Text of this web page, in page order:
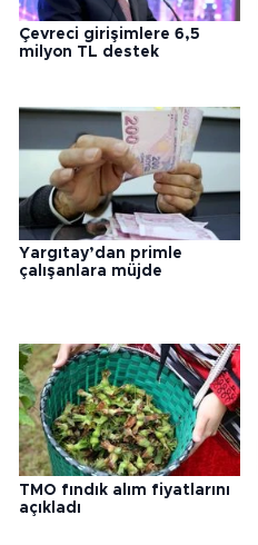
Çevreci girişimlere 6,5
milyon TL destek
Yargıtay’dan primle
çalışanlara müjde
TMO fındık alım fiyatlarını
açıkladı